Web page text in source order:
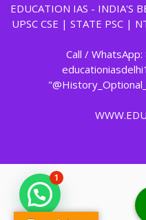
EDUCATION IAS - INDIA'S
UPSC CSE | STATE PSC |
Call /
1